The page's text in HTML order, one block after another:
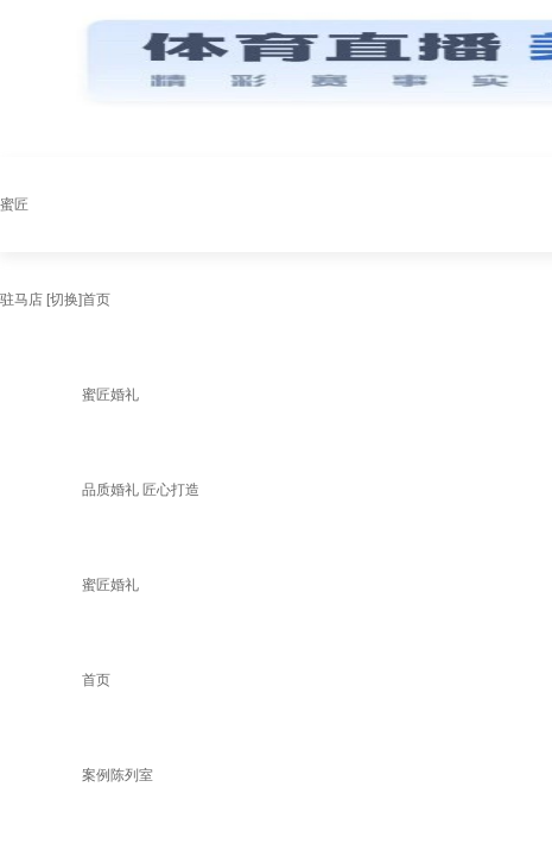
蜜匠
驻马店 [切换]首页
蜜匠婚礼
品质婚礼 匠心打造
蜜匠婚礼
首页
案例陈列室